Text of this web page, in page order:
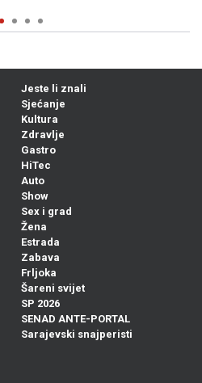
Jeste li znali
Sjećanje
Kultura
Zdravlje
Gastro
HiTec
Auto
Show
Sex i grad
Žena
Estrada
Zabava
Frljoka
Šareni svijet
SP 2026
SENAD ANTE-PORTAL
Sarajevski snajperisti